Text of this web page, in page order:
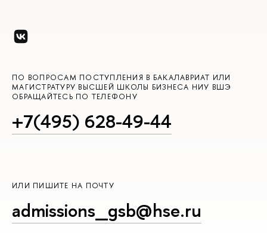
ПО ВОПРОСАМ ПОСТУПЛЕНИЯ В БАКАЛАВРИАТ ИЛИ
МАГИСТРАТУРУ ВЫСШЕЙ ШКОЛЫ БИЗНЕСА НИУ ВШЭ
ОБРАЩАЙТЕСЬ ПО ТЕЛЕФОНУ
+7(495) 628-49-44
ИЛИ ПИШИТЕ НА ПОЧТУ
admissions_gsb@hse.ru